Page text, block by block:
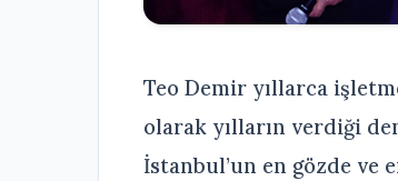
Teo Demir yıllarca
olarak yılların verdiği
İstanbul’un en gözde ve